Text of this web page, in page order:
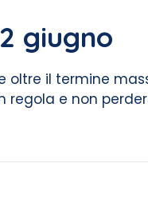
giugno
oltre il termine
regola e non